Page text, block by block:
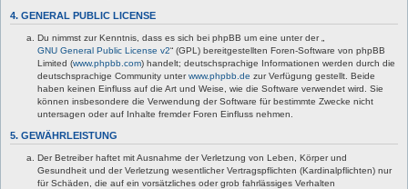
4. GENERAL PUBLIC LICENSE
Du nimmst zur Kenntnis, dass es sich bei phpBB um eine unter der „
GNU General Public License v2“ (GPL) bereitgestellten Foren-Software von phpBB
Limited (www.phpbb.com) handelt; deutschsprachige Informationen werden durch die
deutschsprachige Community unterwww.phpbb.de zur Verfügung gestellt. Beide
haben keinen Einfluss auf die Art und Weise, wie die Software verwendet wird. Sie
können insbesondere die Verwendung der Software für bestimmte Zwecke nicht
untersagen oder auf Inhalte fremder Foren Einfluss nehmen.
5. GEWÄHRLEISTUNG
Der Betreiber haftet mit Ausnahme der Verletzung von Leben, Körper und
Gesundheit und der Verletzung wesentlicher Vertragspflichten (Kardinalpflichten) nur
für Schäden, die auf ein vorsätzliches oder grob fahrlässiges Verhalten